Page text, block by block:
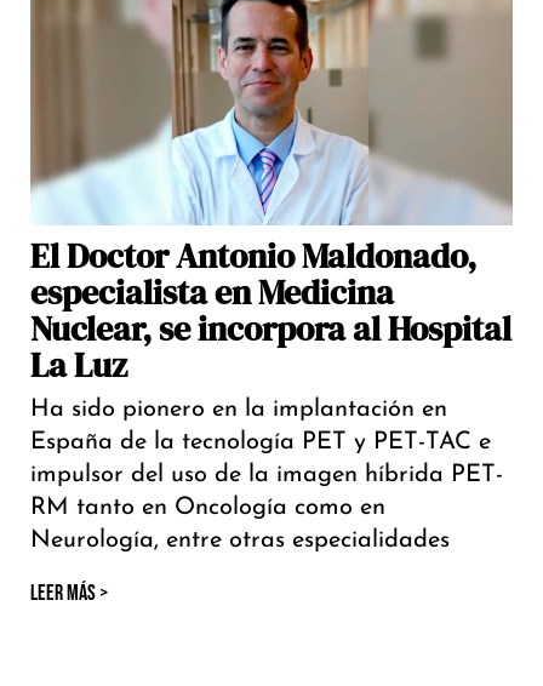
El Doctor Antonio Maldonado,
especialista en Medicina
Nuclear, se incorpora al Hospital
La Luz
Ha sido pionero en la implantación en
España de la tecnología PET y PET-TAC e
impulsor del uso de la imagen híbrida PET-
RM tanto en Oncología como en
Neurología, entre otras especialidades
LEER MÁS >